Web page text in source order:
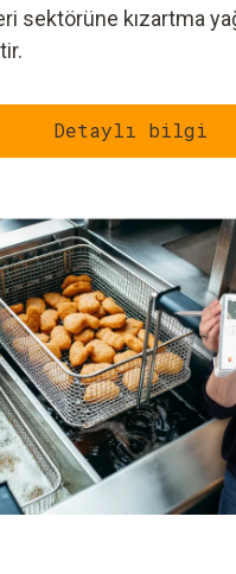
sektörüne kızartma
Detaylı bilgi